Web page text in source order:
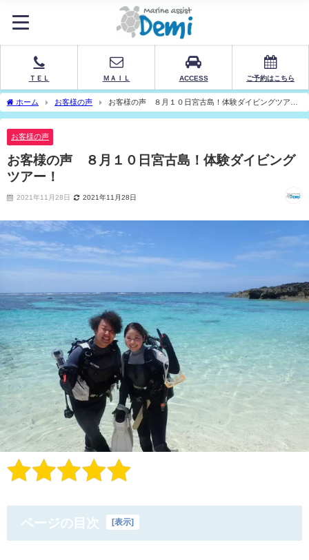
ＴＥＬ ＭＡＩＬ ACCESS ご予約はこちら
ホーム お客様の声
お客様の声 ８月１０日宮古島！体験ダイビングツア
ー！
お客様の声
お客様の声 ８月１０日宮古島！体験ダイビング
ツアー！
2021年11月28日 2021年11月28日
ページの目次 表示